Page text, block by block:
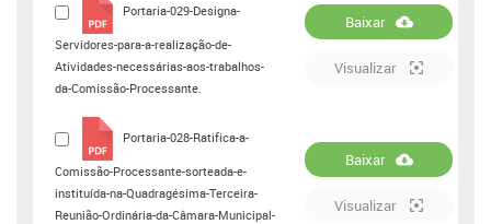
Portaria-029-Designa-
Servidores-para-a-realização-de-
Atividades-necessárias-aos-trabalhos-
da-Comissão-Processante.
Baixar
Visualizar
Portaria-028-Ratifica-a-
Comissão-Processante-sorteada-e-
instituída-na-Quadragésima-Terceira-
Reunião-Ordinária-da-Câmara-Municipal-
Baixar
Visualizar